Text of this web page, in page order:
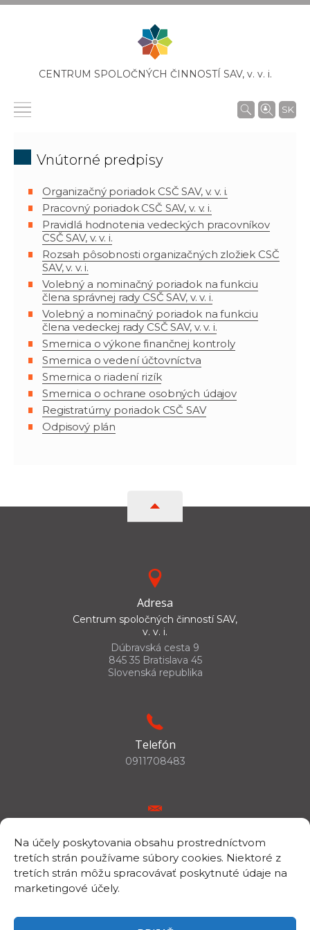
Na účely poskytovania obsahu prostredníctvom
tretích strán používame súbory cookies. Niektoré z
tretích strán môžu spracovávať poskytnuté údaje na
marketingové účely.
CENTRUM SPOLOČNÝCH ČINNOSTÍ SAV, v. v. i.
SK
Vnútorné predpisy
Organizačný poriadok CSČ SAV, v. v. i.
Pracovný poriadok CSČ SAV, v. v. i.
Pravidlá hodnotenia vedeckých pracovníkov
CSČ SAV, v. v. i.
Rozsah pôsobnosti organizačných zložiek CSČ
SAV, v. v. i.
Volebný a nominačný poriadok na funkciu
člena správnej rady CSČ SAV, v. v. i.
Volebný a nominačný poriadok na funkciu
člena vedeckej rady CSČ SAV, v. v. i.
Smernica o výkone finančnej kontroly
Smernica o vedení účtovníctva
Smernica o riadení rizík
Smernica o ochrane osobných údajov
Registratúrny poriadok CSČ SAV
Odpisový plán
Adresa
Centrum spoločných činností SAV,
v. v. i.
Dúbravská cesta 9
845 35 Bratislava 45
Slovenská republika
Telefón
0911708483
csc.info@savba.sk
IČO/DIČ